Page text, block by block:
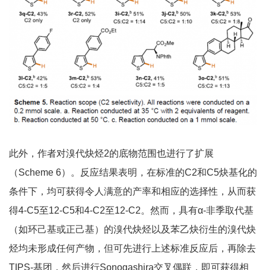
此外，作者对溴代炔烃2的底物范围也进行了扩展
（Scheme 6）。反应结果表明，在标准的C2和C5炔基化的
条件下，均可获得令人满意的产率和相应的选择性，从而获
得4-C5至12-C5和4-C2至12-C2。然而，具有α-非季取代基
（如环己基或正己基）的溴代炔烃以及苯乙炔衍生的溴代炔
烃均未形成任何产物，但可先进行上述标准反应后，再除去
TIPS-基团，然后进行Sonogashira交叉偶联，即可获得相